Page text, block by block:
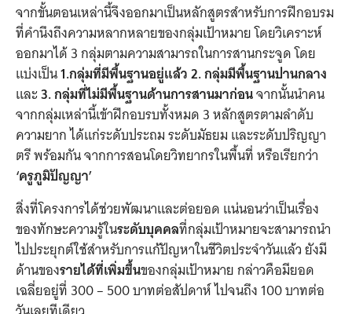
จากขั้นตอนเหล่านี้จึงออกมาเป็นหลักสูตรสำหรับการฝึกอบรม
ที่คำนึงถึงความหลากหลายของกลุ่มเป้าหมาย โดยวิเคราะห์
ออกมาได้ 3 กลุ่มตามความสามารถในการสานกระจูด โดย
แบ่งเป็น1.กลุ่มที่มีพื้นฐานอยู่แล้ว 2. กลุ่มมีพื้นฐานปานกลาง
และ3. กลุ่มที่ไม่มีพื้นฐานด้านการสานมาก่อนจากนั้นนำคน
จากกลุ่มเหล่านี้เข้าฝึกอบรบทั้งหมด 3 หลักสูตรตามลำดับ
ความยาก ได้แก่ระดับประถม ระดับมัธยม และระดับปริญญา
ตรี พร้อมกัน จากการสอนโดยวิทยากรในพื้นที่ หรือเรียกว่า
‘ครูภูมิปัญญา’
สิ่งที่โครงการได้ช่วยพัฒนาและต่อยอด แน่นอนว่าเป็นเรื่อง
ของทักษะความรู้ในระดับบุคคลที่กลุ่มเป้าหมายจะสามารถนำ
ไปประยุกต์ใช้สำหรับการแก้ปัญหาในชีวิตประจำวันแล้ว ยังมี
ด้านของรายได้ที่เพิ่มขึ้นของกลุ่มเป้าหมาย กล่าวคือมียอด
เฉลี่ยอยู่ที่ 300 – 500 บาทต่อสัปดาห์ ไปจนถึง 100 บาทต่อ